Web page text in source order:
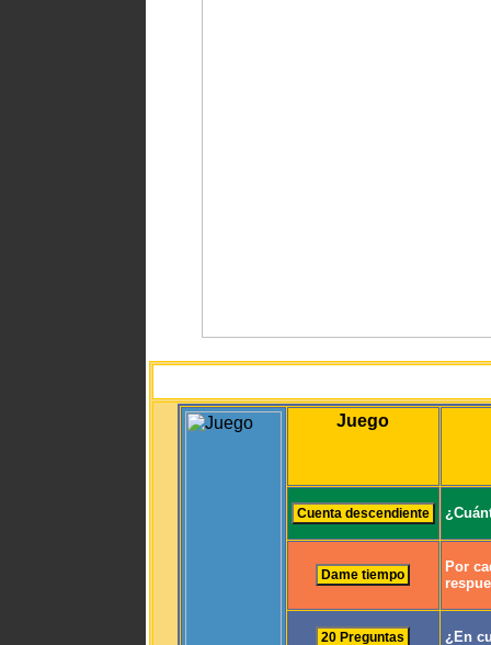
Juego
Por
¿En